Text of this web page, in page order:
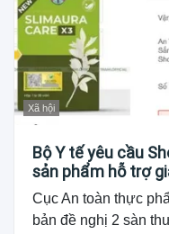
Xã hội
Bộ Y tế yêu cầu
sản phẩm hỗ trợ
Cục An toàn thực
bản đề nghị 2 sàn